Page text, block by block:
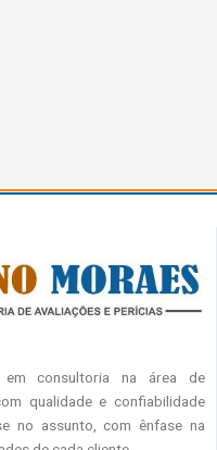
em consultoria na área de
qualidade e confiabilidade
no assunto, com ênfase na